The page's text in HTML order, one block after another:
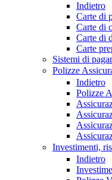
Indietro
Carte di
Carte di
Carte di
Carte
Sistemi di
Polizze
Indietro
Polizze
Investimenti,
Indietro